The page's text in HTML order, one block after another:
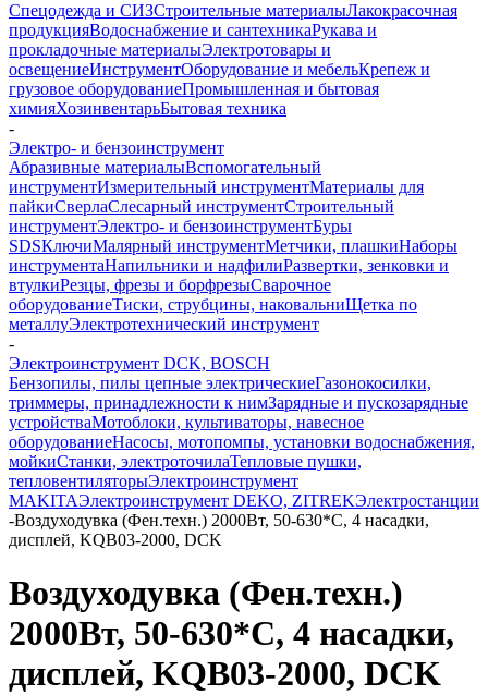
Спецодежда и СИЗСтроительные материалыЛакокрасочная
продукцияВодоснабжение и сантехникаРукава и
прокладочные материалыЭлектротовары и
освещениеИнструментОборудование и мебельКрепеж и
грузовое оборудованиеПромышленная и бытовая
химияХозинвентарьБытовая техника
-
Электро- и бензоинструмент
Абразивные материалыВспомогательный
инструментИзмерительный инструментМатериалы для
пайкиСверлаСлесарный инструментСтроительный
инструментЭлектро- и бензоинструментБуры
SDSКлючиМалярный инструментМетчики, плашкиНаборы
инструментаНапильники и надфилиРазвертки, зенковки и
втулкиРезцы, фрезы и борфрезыСварочное
оборудованиеТиски, струбцины, наковальниЩетка по
металлуЭлектротехнический инструмент
-
Электроинструмент DCK, BOSCH
Бензопилы, пилы цепные электрическиеГазонокосилки,
триммеры, принадлежности к нимЗарядные и пускозарядные
устройстваМотоблоки, культиваторы, навесное
оборудованиеНасосы, мотопомпы, установки водоснабжения,
мойкиСтанки, электроточилаТепловые пушки,
тепловентиляторыЭлектроинструмент
MAKITAЭлектроинструмент DEKO, ZITREKЭлектростанции
-Воздуходувка (Фен.техн.) 2000Вт, 50-630*С, 4 насадки,
дисплей, KQB03-2000, DCK
Воздуходувка (Фен.техн.)
2000Вт, 50-630*С, 4 насадки,
дисплей, KQB03-2000, DCK